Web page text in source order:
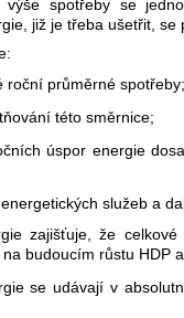
spotřeby se
již je třeba ušetřit,
roční průměrné spotřeby;
této směrnice;
úspor energie
služeb a
zajišťuje, že
budoucím růstu
se udávají v